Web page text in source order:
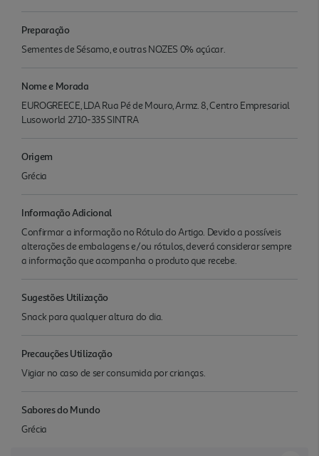
Preparação
Sementes de Sésamo, e outras NOZES 0% açúcar.
Nome e Morada
EUROGREECE, LDA Rua Pé de Mouro, Armz. 8, Centro Empresarial
Lusoworld 2710-335 SINTRA
Origem
Grécia
Informação Adicional
Confirmar a informação no Rótulo do Artigo. Devido a possíveis
alterações de embalagens e/ou rótulos, deverá considerar sempre
a informação que acompanha o produto que recebe.
Sugestões Utilização
Snack para qualquer altura do dia.
Precauções Utilização
Vigiar no caso de ser consumida por crianças.
Sabores do Mundo
Grécia